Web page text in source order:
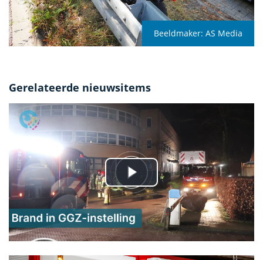
Beeldmaker: AS Media
Gerelateerde nieuwsitems